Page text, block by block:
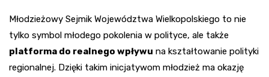
Młodzieżowy Sejmik Województwa Wielkopolskiego to nie
tylko symbol młodego pokolenia w polityce, ale także
platforma do realnego wpływu na kształtowanie polityki
regionalnej. Dzięki takim inicjatywom młodzież ma okazję